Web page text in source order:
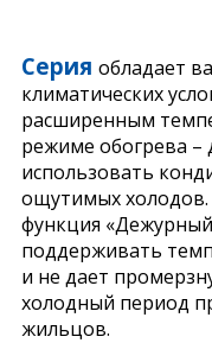
Серия обладает
климатических
расширенным
режиме обогрева –
использовать
ощутимых холодов.
функция
поддерживать
и не дает
холодный период
жильцов.